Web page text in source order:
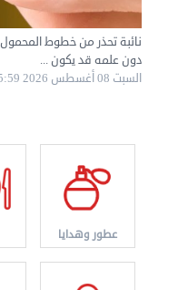
نائبة تحذر من خطوط
دون علمه قد يكون ...
السبت 08 أغسطس 2026 05:59 م
عطور وهدايا